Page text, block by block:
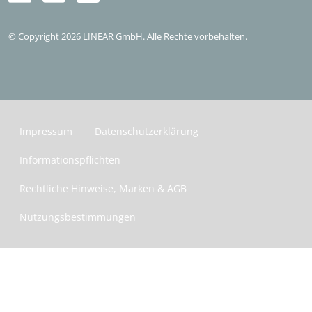
© Copyright 2026 LINEAR GmbH. Alle Rechte vorbehalten.
Impressum Datenschutzerklärung
Informationspflichten
Rechtliche Hinweise, Marken & AGB
Nutzungsbestimmungen